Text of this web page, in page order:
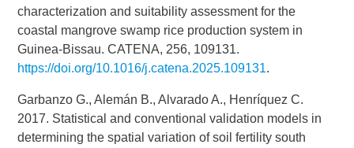
characterization and suitability assessment for the
coastal mangrove swamp rice production system in
Guinea-Bissau. CATENA, 256, 109131.
https://doi.org/10.1016/j.catena.2025.109131.
Garbanzo G., Alemán B., Alvarado A., Henríquez C.
2017. Statistical and conventional validation models in
determining the spatial variation of soil fertility south